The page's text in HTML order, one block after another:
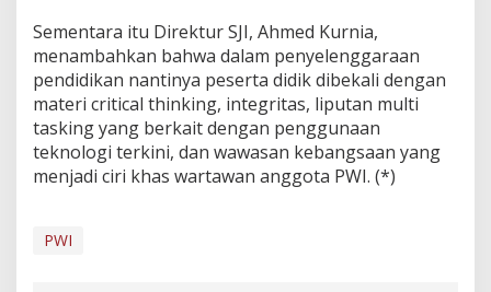
Sementara itu Direktur SJI, Ahmed Kurnia,
menambahkan bahwa dalam penyelenggaraan
pendidikan nantinya peserta didik dibekali dengan
materi critical thinking, integritas, liputan multi
tasking yang berkait dengan penggunaan
teknologi terkini, dan wawasan kebangsaan yang
menjadi ciri khas wartawan anggota PWI. (*)
PWI